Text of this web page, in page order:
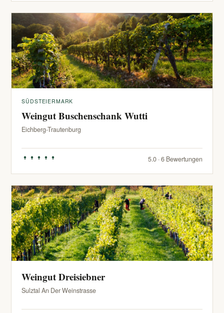
SÜDSTEIERMARK
Weingut Buschenschank Wutti
Eichberg-Trautenburg
5.0 · 6 Bewertungen
Weingut Dreisiebner
Sulztal An Der Weinstrasse